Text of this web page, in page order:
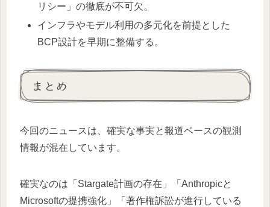
リシー」の徹底が不可欠。
インフラやモデル利用の多元化を前提とした
BCP設計を早期に整備する。
まとめ
今回のニュースは、確実な事実と報道ベースの観測
情報が混在しています。
確実なのは「Stargate計画の存在」「Anthropicと
Microsoftの提携強化」「著作権訴訟が進行している